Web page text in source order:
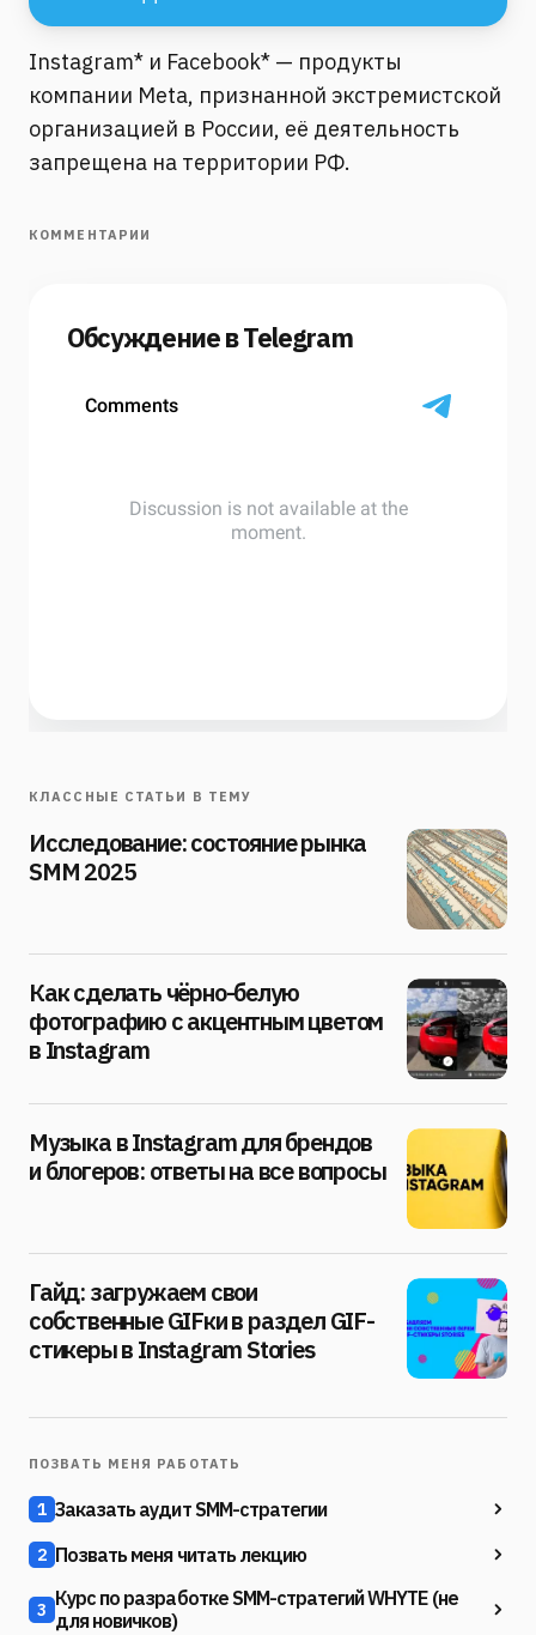
Instagram* и Facebook* — продукты
компании Meta, признанной экстремистской
организацией в России, её деятельность
запрещена на территории РФ.
КОММЕНТАРИИ
Обсуждение в Telegram
КЛАССНЫЕ СТАТЬИ В ТЕМУ
Исследование: состояние рынка
SMM 2025
Как сделать чёрно-белую
фотографию с акцентным цветом
в Instagram
Музыка в Instagram для брендов
и блогеров: ответы на все вопросы
Гайд: загружаем свои
собственные GIFки в раздел GIF-
стикеры в Instagram Stories
ПОЗВАТЬ МЕНЯ РАБОТАТЬ
1 Заказать аудит SMM-стратегии
2 Позвать меня читать лекцию
3 Курс по разработке SMM-стратегий WHYTE (не
для новичков)